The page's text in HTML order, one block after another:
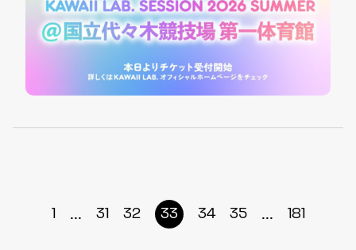
1 ... 31 32 33 34 35 ... 181